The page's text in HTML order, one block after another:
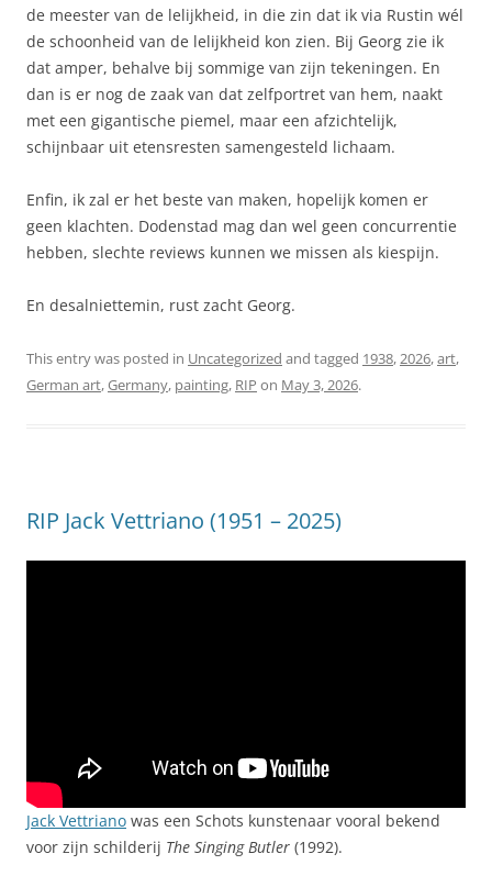
de meester van de lelijkheid, in die zin dat ik via Rustin wél
de schoonheid van de lelijkheid kon zien. Bij Georg zie ik
dat amper, behalve bij sommige van zijn tekeningen. En
dan is er nog de zaak van dat zelfportret van hem, naakt
met een gigantische piemel, maar een afzichtelijk,
schijnbaar uit etensresten samengesteld lichaam.
Enfin, ik zal er het beste van maken, hopelijk komen er
geen klachten. Dodenstad mag dan wel geen concurrentie
hebben, slechte reviews kunnen we missen als kiespijn.
En desalniettemin, rust zacht Georg.
This entry was posted in Uncategorized and tagged 1938,2026,art,
German art,Germany, painting, RIP on May 3, 2026.
RIP Jack Vettriano (1951 – 2025)
Jack Vettriano was een Schots kunstenaar vooral bekend
voor zijn schilderij The Singing Butler (1992).